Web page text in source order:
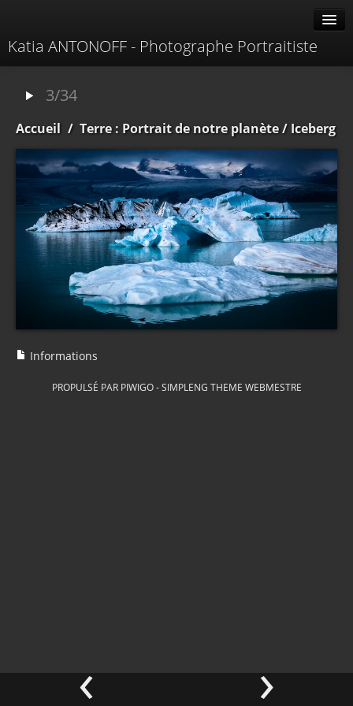
Katia ANTONOFF - Photographe Portraitiste
Contacter
3/34
Accueil / Terre : Portrait de notre planète/ Iceberg
‹ ›
Informations
PROPULSÉ PAR PIWIGO-SIMPLENG THEME WEBMESTRE